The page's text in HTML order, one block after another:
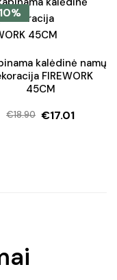
kalėdinė namų
FIREWORK
45CM
€18.90
Original
€17.01
Current